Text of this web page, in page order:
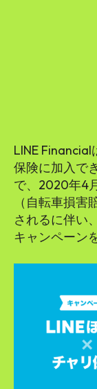
LINE Financial
保険に加入で
で、2020年4
（自転車損
されるに伴い
キャンペーン